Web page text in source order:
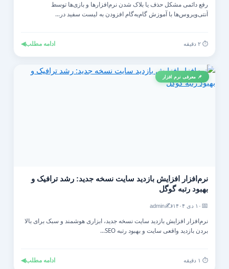
رفع دائمی مشکل حذف یا بلاک شدن نرم‌افزارها و بازی‌ها توسط
آنتی‌ویروس‌ها با آموزش گام‌به‌گام افزودن به لیست سفید در...
ادامه مطلب◀
📌 معرفی نرم افزار
نرم‌افزار افزایش بازدید سایت نسخه جدید: رشد ترافیک و
بهبود رتبه گوگل
۱۰ دی ۱۴۰۴ ✍️
admin
نرم‌افزار افزایش بازدید سایت نسخه جدید، ابزاری هوشمند و سبک برای بالا
بردن بازدید واقعی سایت و بهبود رتبه SEO...
ادامه مطلب◀